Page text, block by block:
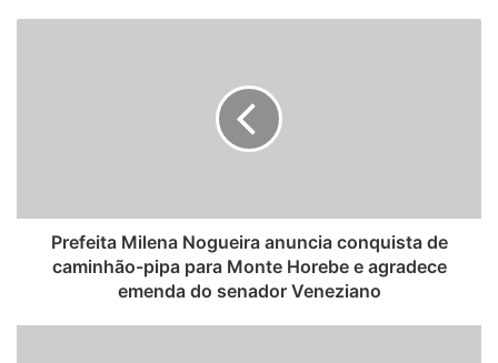
b
Prefeita Milena Nogueira anuncia conquista de
caminhão-pipa para Monte Horebe e agradece
emenda do senador Veneziano